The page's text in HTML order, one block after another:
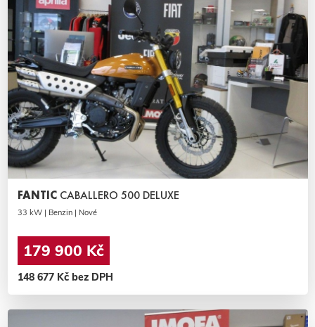
FANTIC CABALLERO 500 DELUXE
33 kW | Benzin | Nové
179 900 Kč
148 677 Kč bez DPH